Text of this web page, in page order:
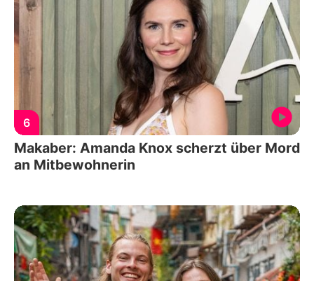
6
Makaber: Amanda Knox scherzt über Mord
an Mitbewohnerin